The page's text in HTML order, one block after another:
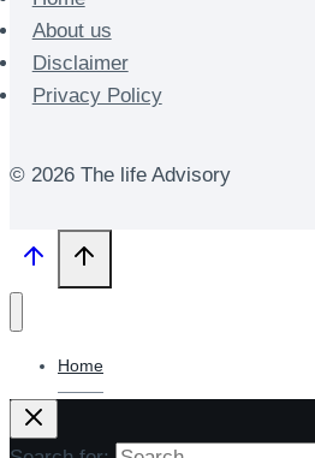
About us
Disclaimer
Privacy Policy
© 2026 The life Advisory
Home